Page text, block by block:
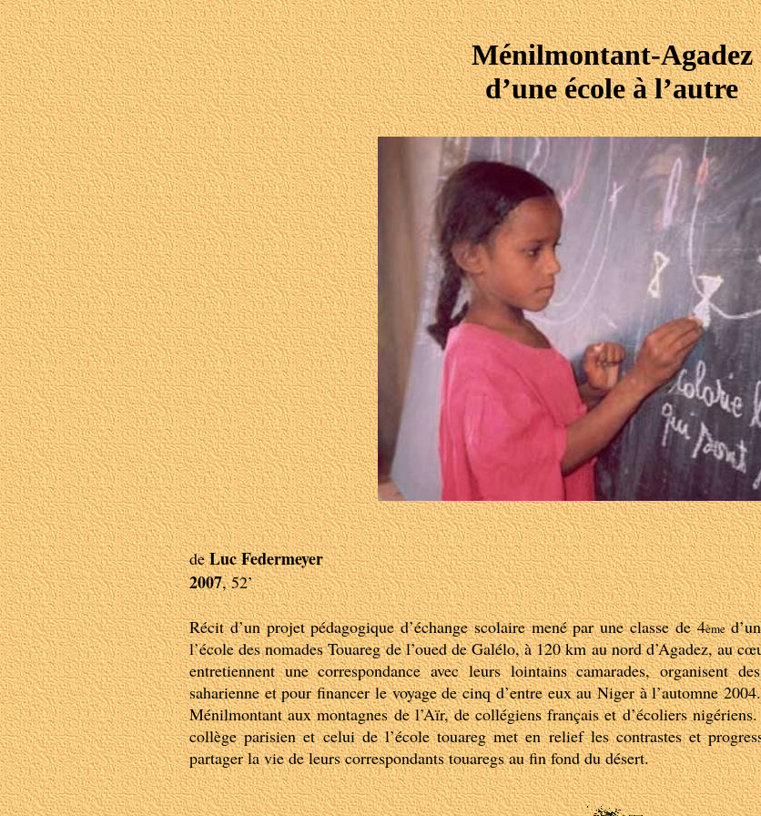
Ménilmontant-Agadez
d’une école à l’autre
deLuc Federmeyer
2007, 52’
Récit d’un projet pédagogique d’échange scolaire mené par une classe de 4ème
l’école des nomades Touareg de l’oued de Galélo, à 120 km au nord d’Agadez, au
entretiennent une correspondance avec leurs lointains camarades, organisent
saharienne et pour financer le voyage de cinq d’entre eux au Niger à l’automne
Ménilmontant aux montagnes de l’Aïr, de collégiens français et d’écoliers
collège parisien et celui de l’école touareg met en relief les contrastes et
partager la vie de leurs correspondants touaregs au fin fond du désert.